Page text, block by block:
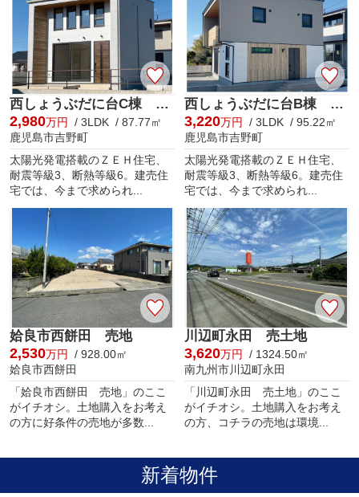
西しょうぶだに台C棟 MINIMA
2,980万円
/ 3LDK / 87.77㎡
鹿児島市吉野町
太陽光発電搭載のＺＥＨ住宅、
耐震等級3、断熱等級6。建売住
宅では、今まで求められ...
西しょうぶだに台B棟 KIBACO 01
3,220万円
/ 3LDK / 95.22㎡
鹿児島市吉野町
太陽光発電搭載のＺＥＨ住宅、
耐震等級3、断熱等級6。建売住
宅では、今まで求められ...
姶良市西餅田 売地
2,530万円
/ 928.00㎡
姶良市西餅田
「姶良市西餅田 売地」のここ
がイチオシ。土地購入をお考え
の方に好条件の売地が多数...
川辺町永田 売土地
3,620万円
/ 1324.50㎡
南九州市川辺町永田
「川辺町永田 売土地」のここ
がイチオシ。土地購入をお考え
の方、コチラの売地は環境...
新着物件